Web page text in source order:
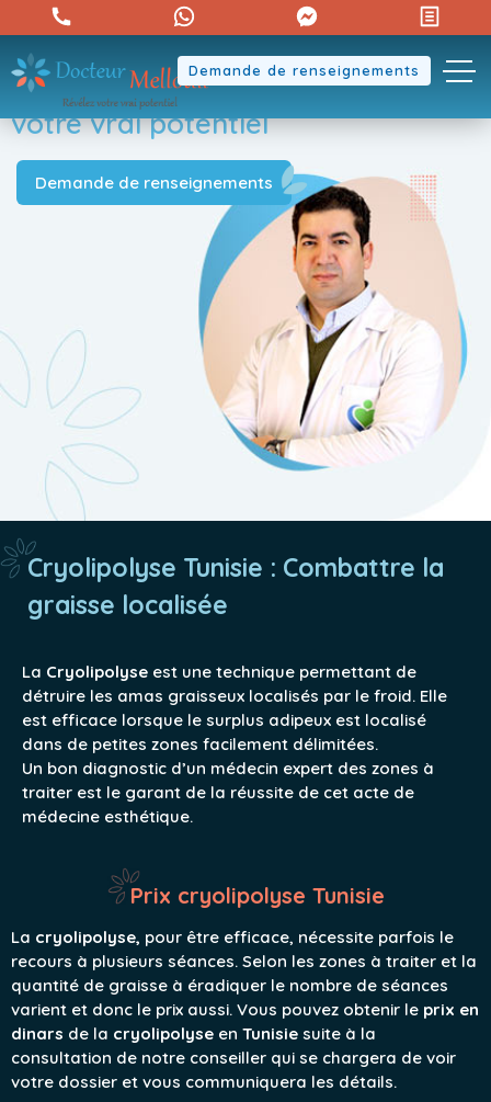
Demande de renseignements
Révélez
votre vrai potentiel
Demande de renseignements
Cryolipolyse Tunisie : Combattre la
graisse localisée
La Cryolipolyse est une technique permettant de
détruire les amas graisseux localisés par le froid. Elle
est efficace lorsque le surplus adipeux est localisé
dans de petites zones facilement délimitées.
Un bon diagnostic d’un médecin expert des zones à
traiter est le garant de la réussite de cet acte de
médecine esthétique.
Prix cryolipolyse Tunisie
La cryolipolyse, pour être efficace, nécessite parfois le
recours à plusieurs séances. Selon les zones à traiter et la
quantité de graisse à éradiquer le nombre de séances
varient et donc le prix aussi. Vous pouvez obtenir le prix en
dinars de la cryolipolyse en Tunisie suite à la
consultation de notre conseiller qui se chargera de voir
votre dossier et vous communiquera les détails.